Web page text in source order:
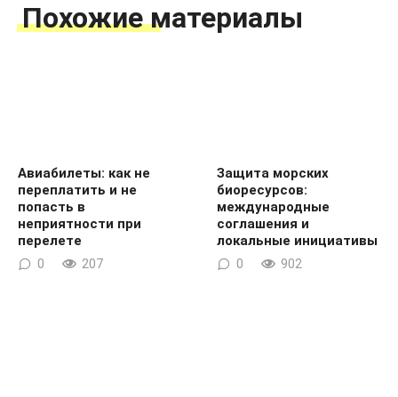
Похожие материалы
Авиабилеты: как не
переплатить и не
попасть в
неприятности при
перелете
0 207
Защита морских
биоресурсов:
международные
соглашения и
локальные инициативы
0 902